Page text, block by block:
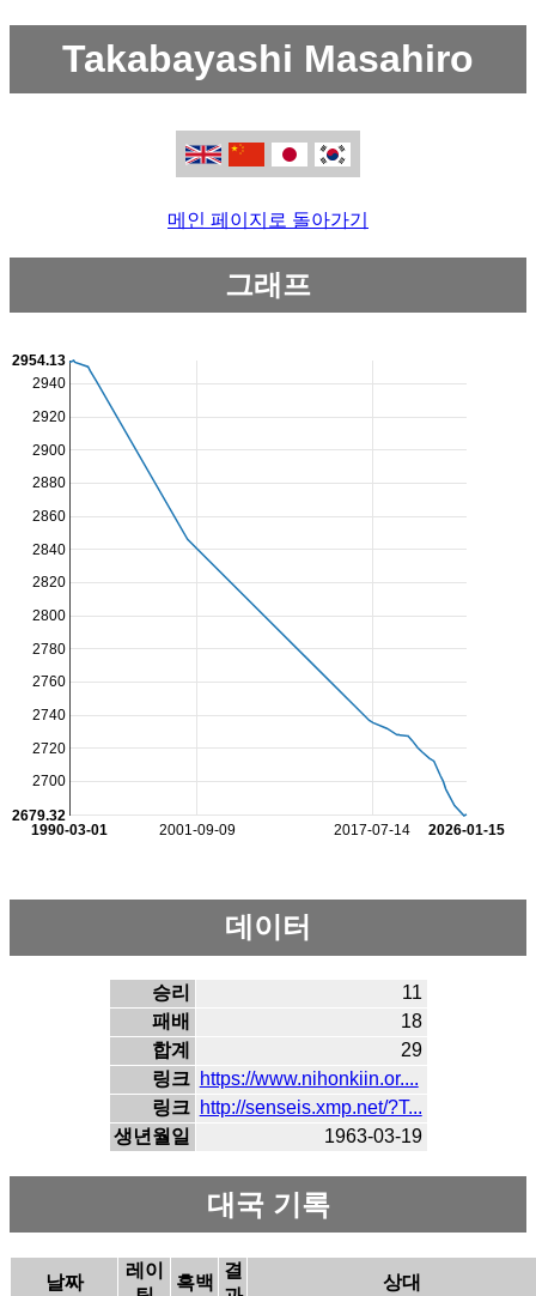
Takabayashi Masahiro
메인 페이지로 돌아가기
그래프
2001-09-09 2017-07-14
1990-03-01 2026-01-15
2700
2720
2740
2760
2780
2800
2820
2840
2860
2880
2900
2920
2940
2679.32
2954.13
데이터
승리
11
패배
18
합계
29
링크 https://www.nihonkiin.or....
링크 http://senseis.xmp.net/?T...
생년월일
1963-03-19
대국 기록
날짜
레이
흑백
결
상대